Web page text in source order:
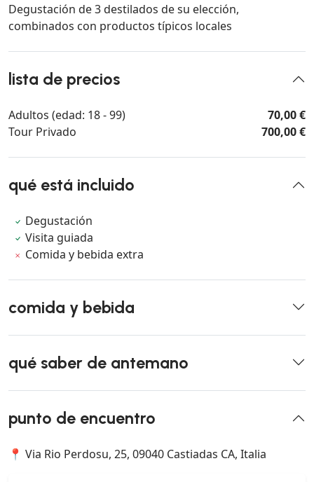
Degustación de 3 destilados de su elección,
combinados con productos típicos locales
lista de precios
Adultos (edad: 18 - 99)
70,00 €
Tour Privado
700,00 €
qué está incluido
Degustación
Visita guiada
Comida y bebida extra
comida y bebida
qué saber de antemano
punto de encuentro
📍 Via Rio Perdosu, 25, 09040 Castiadas CA, Italia